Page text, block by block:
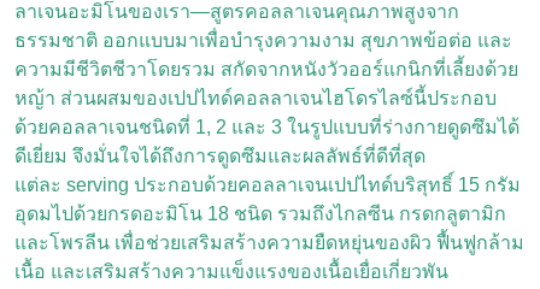
ลาเจนอะมิโนของเรา—สูตรคอลลาเจนคุณภาพสูงจาก
ธรรมชาติ ออกแบบมาเพื่อบำรุงความงาม สุขภาพข้อต่อ และ
ความมีชีวิตชีวาโดยรวม สกัดจากหนังวัวออร์แกนิกที่เลี้ยงด้วย
หญ้า ส่วนผสมของเปปไทด์คอลลาเจนไฮโดรไลซ์นี้ประกอบ
ด้วยคอลลาเจนชนิดที่ 1, 2 และ 3 ในรูปแบบที่ร่างกายดูดซึมได้
ดีเยี่ยม จึงมั่นใจได้ถึงการดูดซึมและผลลัพธ์ที่ดีที่สุด
แต่ละ serving ประกอบด้วยคอลลาเจนเปปไทด์บริสุทธิ์ 15 กรัม
อุดมไปด้วยกรดอะมิโน 18 ชนิด รวมถึงไกลซีน กรดกลูตามิก
และโพรลีน เพื่อช่วยเสริมสร้างความยืดหยุ่นของผิว ฟื้นฟูกล้าม
เนื้อ และเสริมสร้างความแข็งแรงของเนื้อเยื่อเกี่ยวพัน